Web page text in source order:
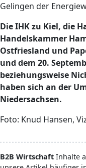
Gelingen der
Die IHK zu Kiel, die
Handelskammer
Ostfriesland und
und dem 20.
beziehungsweise
haben sich an der
Niedersachsen.
Foto: Knud Hansen,
B2B Wirtschaft Inhalte